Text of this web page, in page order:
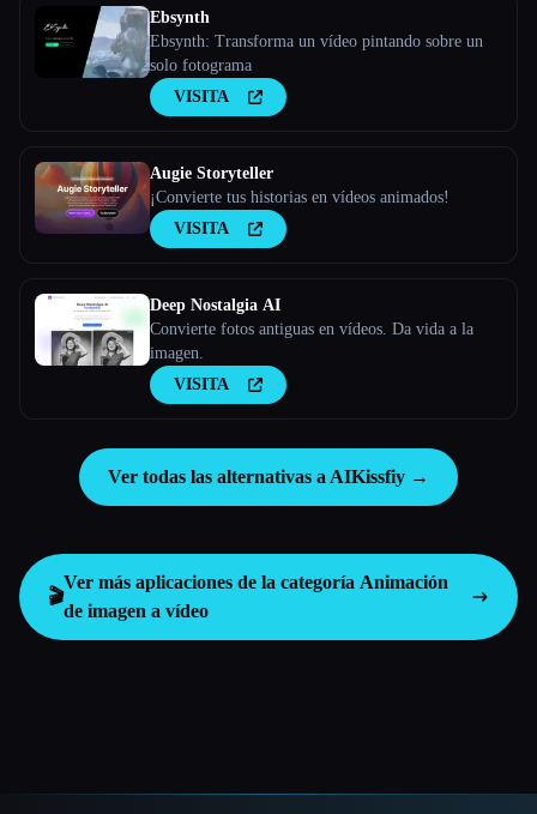
Ebsynth
Ebsynth: Transforma un vídeo pintando sobre un
solo fotograma
VISITA
Augie Storyteller
¡Convierte tus historias en vídeos animados!
VISITA
Deep Nostalgia AI
Convierte fotos antiguas en vídeos. Da vida a la
imagen.
VISITA
Ver todas las alternativas a AIKissfiy →
🎬
Ver más aplicaciones de la categoría Animación
de imagen a vídeo